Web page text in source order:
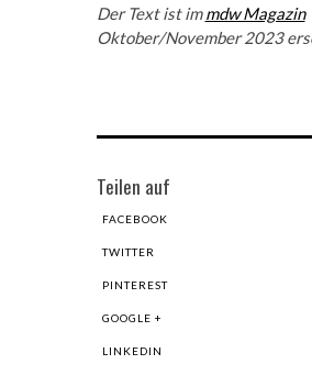
Der Text ist immdw Magazin
Oktober/November 2023
Teilen auf
FACEBOOK
TWITTER
PINTEREST
GOOGLE +
LINKEDIN